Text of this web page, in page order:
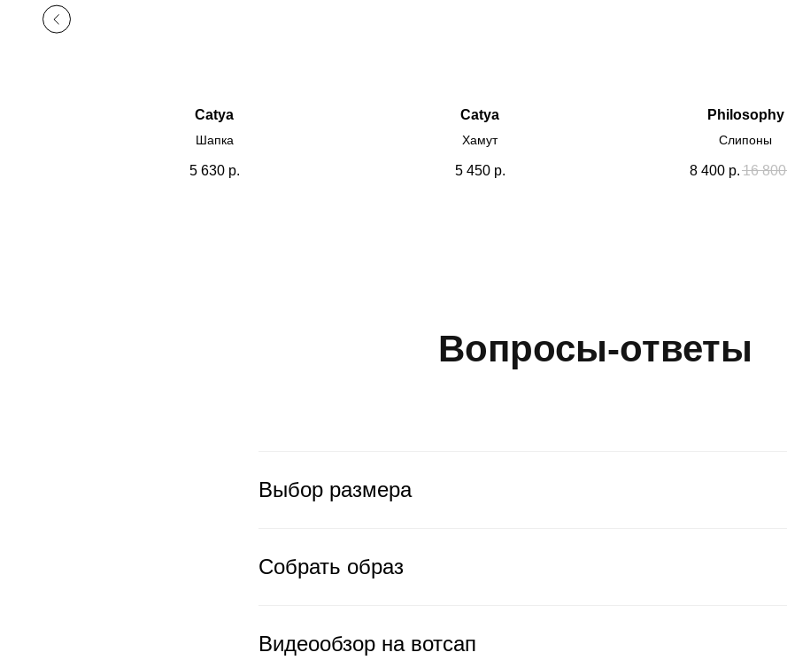
Catya
Шапка
5 630 р.
Catya
Хамут
5 450 р.
Philosophy
Слипоны
8 400 р. 16 800
Вопросы-ответы
Выбор размера
Собрать образ
Видеообзор на вотсап